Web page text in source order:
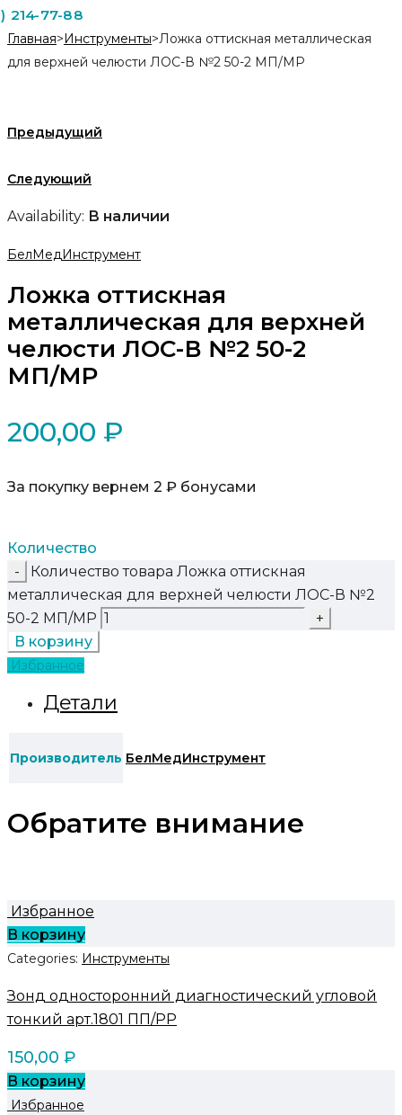
214-77-88
Главная>Инструменты>Ложка оттискная металлическая
для верхней челюсти ЛОС-В №2 50-2 МП/MP
Предыдущий
Следующий
Availability: В наличии
БелМедИнструмент
Ложка оттискная
металлическая для верхней
челюсти ЛОС-В №2 50-2
МП/MP
200,00 ₽
За покупку вернем 2 ₽ бонусами
Количество
Количество товара Ложка оттискная
металлическая для верхней челюсти ЛОС-В №2
50-2 МП/MP
В корзину
Избранное
Детали
Производитель БелМедИнструмент
Обратите внимание
Избранное
В корзину
Categories: Инструменты
Зонд односторонний диагностический угловой
тонкий арт.1801 ПП/PP
150,00 ₽
В корзину
Избранное